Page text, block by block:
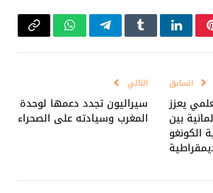
بينتيريستلينكدإنTumblrتيلقرامواتسابCopy
السابق
يعزز
بين
الكونغو
التالي
سيراليون تجدد دعمها لوحدة
المغرب وسيادته على الصحراء